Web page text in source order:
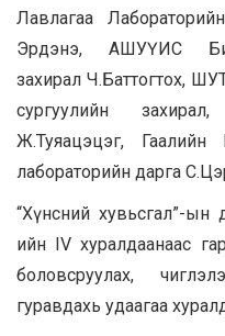
Лавлагаа
Эрдэнэ, АШУҮИС
захирал Ч.Баттогтох,
сургуулийн
Ж.Туяацэцэг, Гаалийн
лабораторийн дарга
“Хүнсний хувьсгал”-ын
ийн IV хуралдаанаас
боловсруулах,
гуравдахь удаагаа